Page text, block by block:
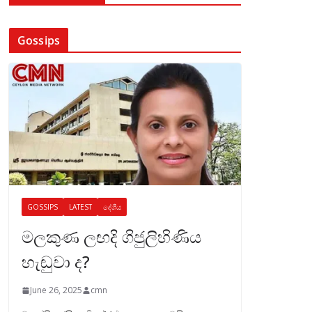
Gossips
GOSSIPS LATEST දේශීය
මලකුණ ලඟදි ගිජුලිහිණිය
හැඬුවා ද?
June 26, 2025 cmn